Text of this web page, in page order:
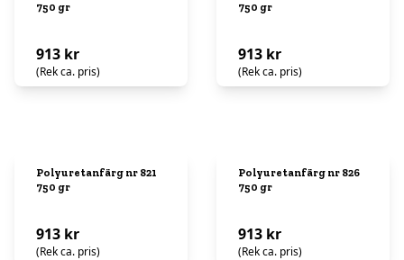
750 gr
913 kr
(Rek ca. pris)
750 gr
913 kr
(Rek ca. pris)
Polyuretanfärg nr 821
750 gr
913 kr
(Rek ca. pris)
Polyuretanfärg nr 826
750 gr
913 kr
(Rek ca. pris)